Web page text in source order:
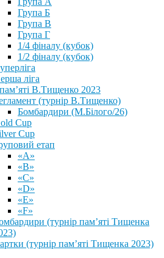
Група Б
Група В
Група Г
1/4 фіналу (кубок)
1/2 фіналу (кубок)
ліга
В.Тищенко 2023
(турнір В.Тищенко)
Бомбардири (М.Білого/26)
Cup
Cup
етап
«А»
«В»
«С»
«D»
«Е»
«F»
(турнір пам’яті Тищенка
(турнір пам’яті Тищенка 2023)